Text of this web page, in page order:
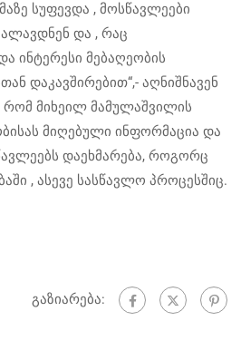
სუფევდა , მოსწავლეები
და , რაც
ინტერესი მებაღეობის
დაკავშირებით“,- აღნიშნავენ
რომ მიხეილ მამულაშვილის
მიღებული ინფორმაცია და
დაეხმარება, როგორც
, ასევე სასწავლო პროცესშიც.
გაზიარება: